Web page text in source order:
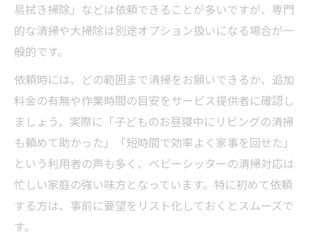
易拭き掃除」などは依頼できることが多いですが、専門
的な清掃や大掃除は別途オプション扱いになる場合が一
般的です。
依頼時には、どの範囲まで清掃をお願いできるか、追加
料金の有無や作業時間の目安をサービス提供者に確認し
ましょう。実際に「子どものお昼寝中にリビングの清掃
も頼めて助かった」「短時間で効率よく家事を回せた」
という利用者の声も多く、ベビーシッターの清掃対応は
忙しい家庭の強い味方となっています。特に初めて依頼
する方は、事前に要望をリスト化しておくとスムーズで
す。